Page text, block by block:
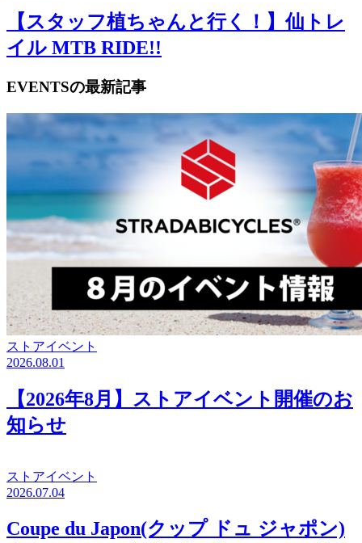
【スタッフ植ちゃんと行く！】仙トレ
イル MTB RIDE!!
EVENTSの最新記事
ストアイベント
2026.08.01
【2026年8月】ストアイベント開催のお
知らせ
ストアイベント
2026.07.04
Coupe du Japon(クップ ドュ ジャポン)